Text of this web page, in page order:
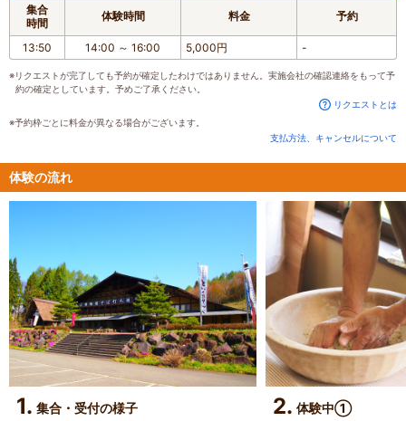
集合
時間
体験時間 料金 予約
13:50 14:00 ～ 16:00 5,000円 -
※リクエストが完了しても予約が確定したわけではありません。実施会社の確認連絡をもって予
約の確定としています。予めご了承ください。
リクエストとは
※予約枠ごとに料金が異なる場合がございます。
支払方法、キャンセルについて
体験の流れ
1. 集合・受付の様子 2. 体験中①